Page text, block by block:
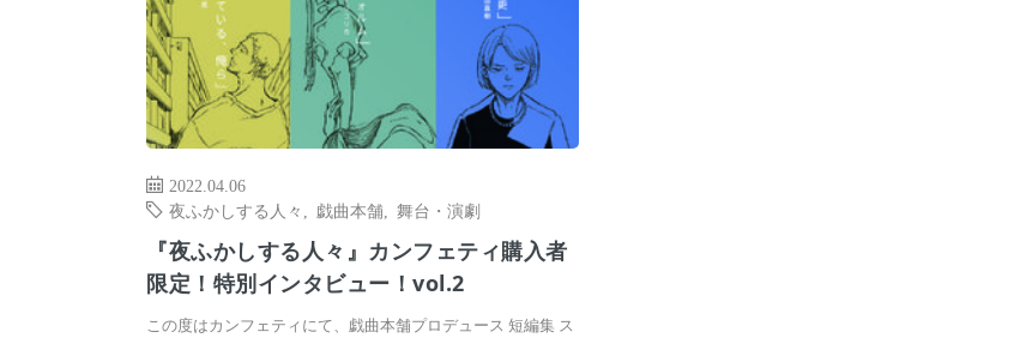
2022.04.06
夜ふかしする人々
戯曲本舗 舞台・演劇
『夜ふかしする人々』カンフェティ購入者
限定！特別インタビュー！vol.2
この度はカンフェティにて、戯曲本舗プロデュース 短編集 ス